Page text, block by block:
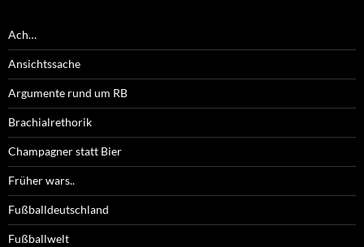
Ach…
Ansichtssache
Argumente rund um RB
Brachialrethorik
Champagner statt Bier
Früher wars..
Fußballdeutschland
Fußballwelt